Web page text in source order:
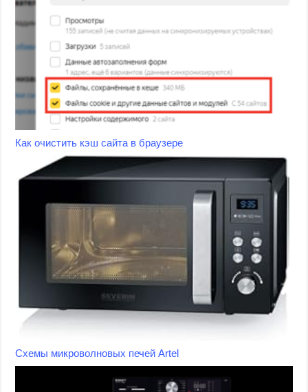
Как очистить кэш сайта в браузере
Схемы микроволновых печей Artel